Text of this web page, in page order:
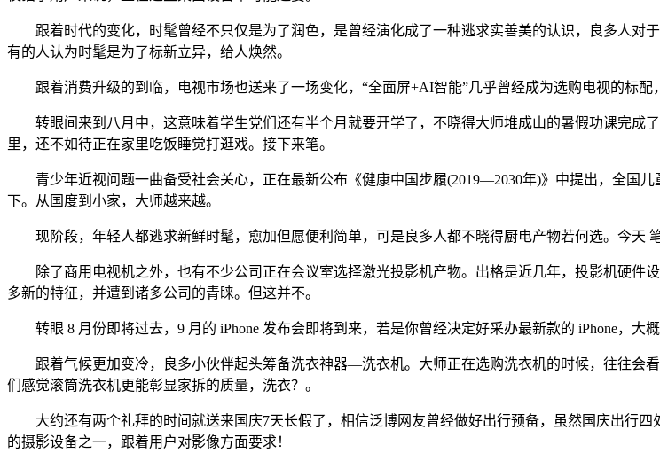
跟着时代的变化，时髦曾经不只仅是为了润色，是曾经演化成了一种逃求实善美的认识，良多人对
有的人认为时髦是为了标新立异，给人焕然。
跟着消费升级的到临，电视市场也送来了一场变化，“全面屏+AI智能”几乎曾经成为选购电视的标配
转眼间来到八月中，这意味着学生党们还有半个月就要开学了，不晓得大师堆成山的暑假功课完成
里，还不如待正在家里吃饭睡觉打逛戏。接下来笔。
青少年近视问题一曲备受社会关心，正在最新公布《健康中国步履(2019—2030年)》中提出，全国儿
下。从国度到小家，大师越来越。
现阶段，年轻人都逃求新鲜时髦，愈加但愿便利简单，可是良多人都不晓得厨电产物若何选。今天
除了商用电视机之外，也有不少公司正在会议室选择激光投影机产物。出格是近几年，投影机硬件
多新的特征，并遭到诸多公司的青睐。但这并不。
转眼 8 月份即将过去，9 月的 iPhone 发布会即将到来，若是你曾经决定好采办最新款的 iPhone，大
跟着气候更加变冷，良多小伙伴起头筹备洗衣神器—洗衣机。大师正在选购洗衣机的时候，往往会
们感觉滚筒洗衣机更能彰显家拆的质量，洗衣？。
大约还有两个礼拜的时间就送来国庆7天长假了，相信泛博网友曾经做好出行预备，虽然国庆出行四
的摄影设备之一，跟着用户对影像方面要求！